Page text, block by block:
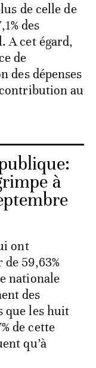
de celle de
des
A cet égard,
de
des dépenses
au
à
ont
59,63%
nationale
des
que les huit
de cette
qu’à